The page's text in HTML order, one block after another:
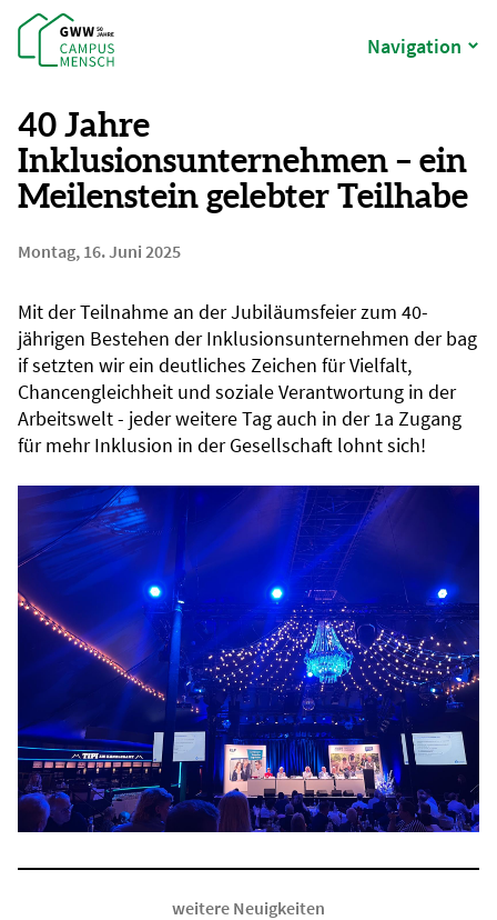
Navigation
40 Jahre
Inklusionsunternehmen – ein
Meilenstein gelebter Teilhabe
Montag, 16. Juni 2025
Mit der Teilnahme an der Jubiläumsfeier zum 40-
jährigen Bestehen der Inklusionsunternehmen der bag
if setzten wir ein deutliches Zeichen für Vielfalt,
Chancengleichheit und soziale Verantwortung in der
Arbeitswelt - jeder weitere Tag auch in der 1a Zugang
für mehr Inklusion in der Gesellschaft lohnt sich!
weitere Neuigkeiten